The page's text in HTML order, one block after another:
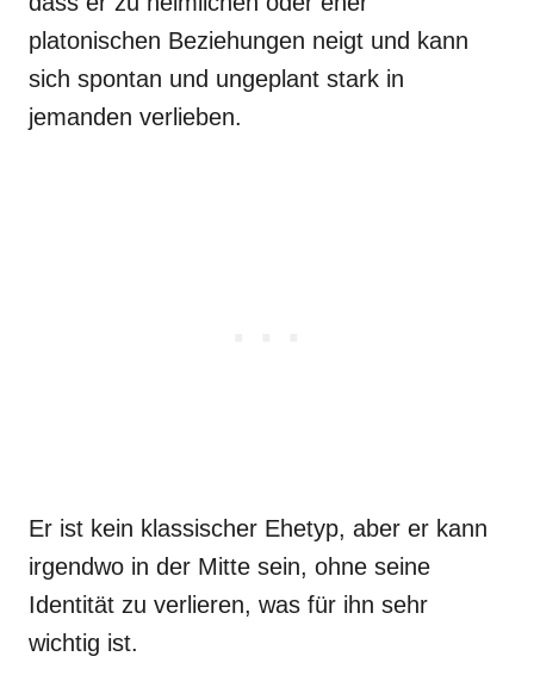
platonischen Beziehungen neigt und kann
sich spontan und ungeplant stark in
jemanden verlieben.
Er ist kein klassischer Ehetyp, aber er kann
irgendwo in der Mitte sein, ohne seine
Identität zu verlieren, was für ihn sehr
wichtig ist.